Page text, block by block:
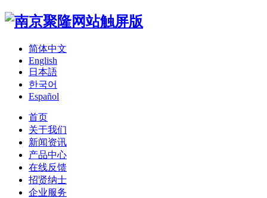
简体中文
English
日本語
한국어
Español
首页
关于我们
新闻资讯
产品中心
在线反馈
招贤纳士
企业服务